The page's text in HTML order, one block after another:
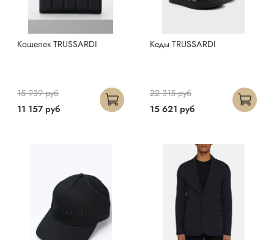
Кошелек TRUSSARDI
11 157 руб
15 939 руб
Кеды TRUSSARDI
15 621 руб
22 315 руб